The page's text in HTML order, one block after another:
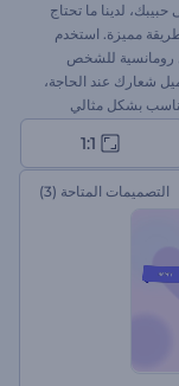
لدينا ما تحتاج
مميزة. استخدم
رومانسية للشخص
شعارك عند الحاجة،
بشكل مثالي
العروض التقديمية
1:1
التصميمات المتاحة (3)